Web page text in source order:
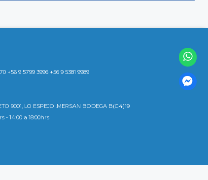
+56 9 5799 3996 +56 9 5381 9989
9001, LO ESPEJO .MERSAN BODEGA B(G4)19
- 14:00 a 18:00hrs